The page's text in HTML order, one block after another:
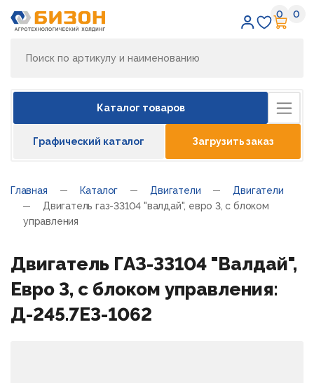
0 0
Каталог товаров
Графический каталог Загрузить заказ
Главная Каталог Двигатели
Двигатели
Двигатель газ-33104 "валдай", евро 3, с блоком
управления
Двигатель ГАЗ-33104 "Валдай",
Евро 3, с блоком управления:
Д-245.7Е3-1062